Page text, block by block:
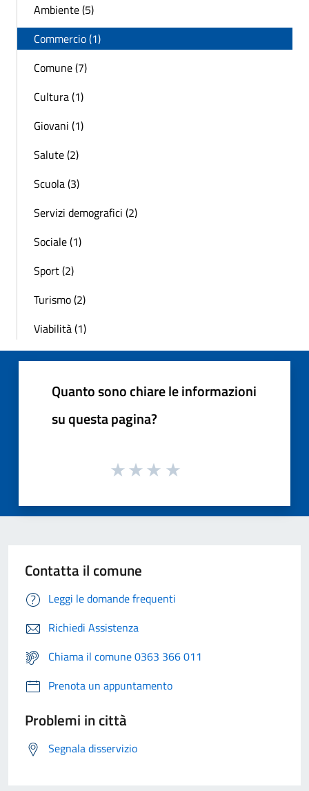
Ambiente (5)
Commercio (1)
Comune (7)
Cultura (1)
Giovani (1)
Salute (2)
Scuola (3)
Servizi demografici (2)
Sociale (1)
Sport (2)
Turismo (2)
Viabilità (1)
Quanto sono chiare le informazioni
su questa pagina?
Contatta il comune
Leggi le domande frequenti
Richiedi Assistenza
Chiama il comune 0363 366 011
Prenota un appuntamento
Problemi in città
Segnala disservizio